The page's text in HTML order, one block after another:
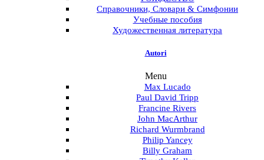
Справочники, Словари & Симфонии
Учебные пособия
Художественная литература
Autori
Menu
Max Lucado
Paul David Tripp
Francine Rivers
John MacArthur
Richard Wurmbrand
Philip Yancey
Billy Graham